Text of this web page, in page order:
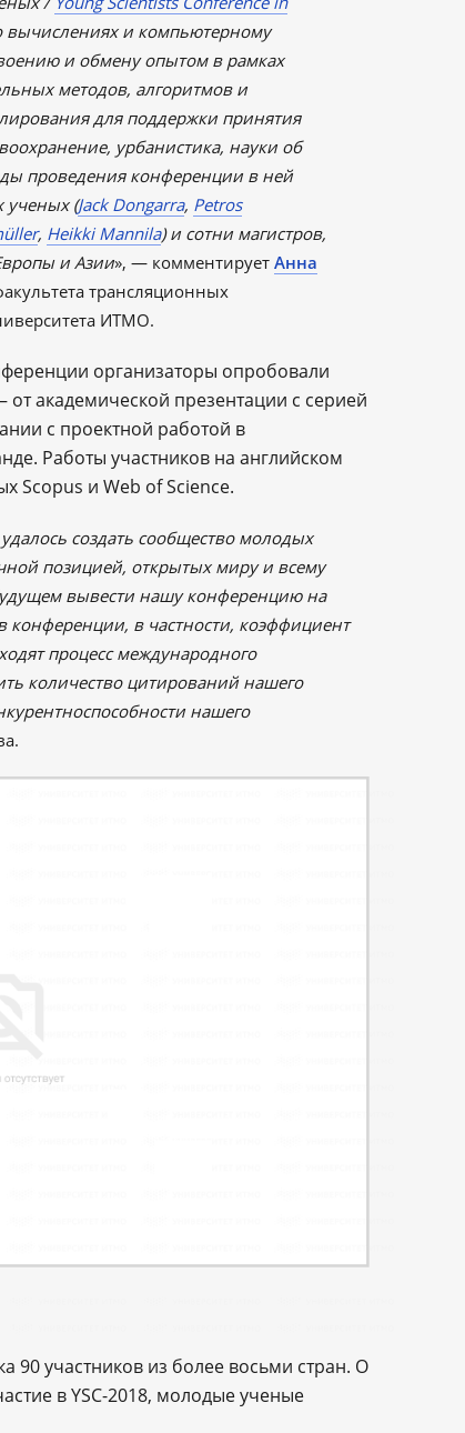
вычислениях и компьютерному
и обмену опытом в рамках
методов, алгоритмов и
для поддержки принятия
урбанистика, науки об
проведения конференции в ней
ученых (Jack Dongarra, Petros
, Heikki Mannila) и сотни магистров,
и Азии», — комментирует Анна
трансляционных
ИТМО.
организаторы опробовали
академической презентации с серией
с проектной работой в
Работы участников на английском
Sсopus и Web of Science.
создать сообщество молодых
позицией, открытых миру и всему
вывести нашу конференцию на
конференции, в частности, коэффициент
процесс международного
количество цитирований нашего
нашего
90 участников из более восьми стран. О
в YSC-2018, молодые ученые